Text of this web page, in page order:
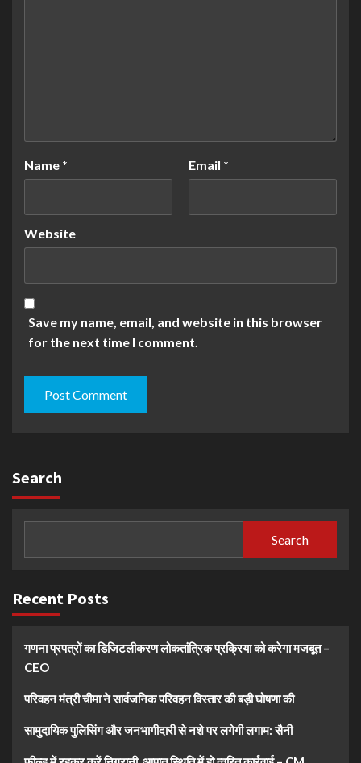
Name * Email *
Website
Save my name, email, and website in this browser
for the next time I comment.
Search
Search
Recent Posts
गणना प्रपत्रों का डिजिटलीकरण लोकतांत्रिक प्रक्रिया को करेगा मजबूत –
CEO
परिवहन मंत्री चीमा ने सार्वजनिक परिवहन विस्तार की बड़ी घोषणा की
सामुदायिक पुलिसिंग और जनभागीदारी से नशे पर लगेगी लगाम: सैनी